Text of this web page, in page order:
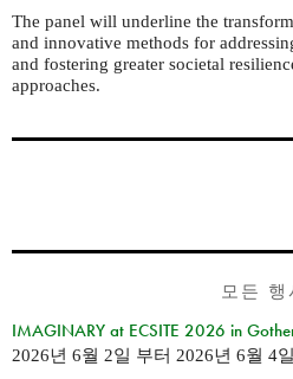
The panel will underline the
and innovative methods for
and fostering greater societal
approaches.
모든 행
IMAGINARY at ECSITE 2026 in
2026년 6월 2일 부터 2026년 6월 4